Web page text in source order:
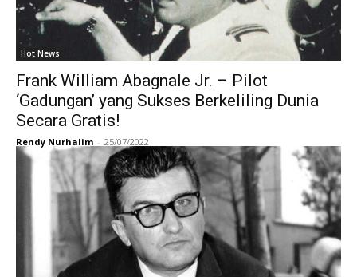
Hot News
Frank William Abagnale Jr. – Pilot
‘Gadungan’ yang Sukses Berkeliling Dunia
Secara Gratis!
Rendy Nurhalim - 25/07/2022